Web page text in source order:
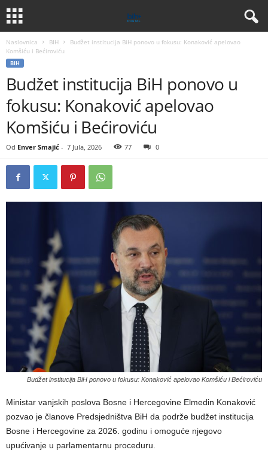
Naslovnica BIH
Budžet institucija BiH ponovo u fokusu: Konaković apelovao
Komšiću i Bećiroviću
BIH
Budžet institucija BiH ponovo u
fokusu: Konaković apelovao
Komšiću i Bećiroviću
Od Enver Smajić - 7 Jula, 2026 77 0
Budžet institucija BiH ponovo u fokusu: Konaković apelovao Komšiću i Bećiroviću
Ministar vanjskih poslova Bosne i Hercegovine Elmedin Konaković
pozvao je članove Predsjedništva BiH da podrže budžet institucija
Bosne i Hercegovine za 2026. godinu i omoguće njegovo
upućivanje u parlamentarnu proceduru.